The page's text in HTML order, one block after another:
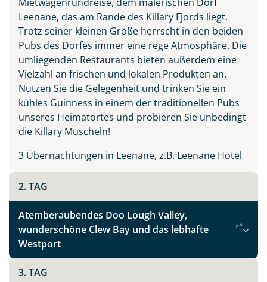
Irland - die grüne Insel
Facebook
Instagram
X
WhatsApp
per E-Mail senden
Leenane, das am Rande des Killary Fjords liegt.
Trotz seiner kleinen Größe herrscht in den beiden
Pubs des Dorfes immer eine rege Atmosphäre. Die
umliegenden Restaurants bieten außerdem eine
Vielzahl an frischen und lokalen Produkten an.
Nutzen Sie die Gelegenheit und trinken Sie ein
kühles Guinness in einem der traditionellen Pubs
unseres Heimatortes und probieren Sie unbedingt
die Killary Muscheln!
3 Übernachtungen in Leenane, z.B. Leenane Hotel
2. TAG
Atemberaubendes Doo Lough Valley,
wunderschöne Clew Bay und das lebhafte
Westport
F*
3. TAG